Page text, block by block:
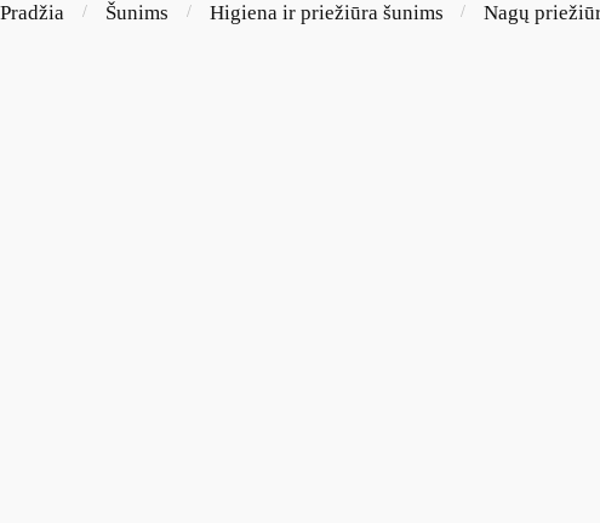
Pradžia / Šunims / Higiena ir priežiūra šunims / Nagų